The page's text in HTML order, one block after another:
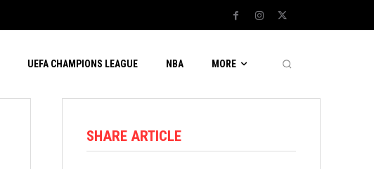
UEFA CHAMPIONS LEAGUE NBA MORE
SHARE ARTICLE